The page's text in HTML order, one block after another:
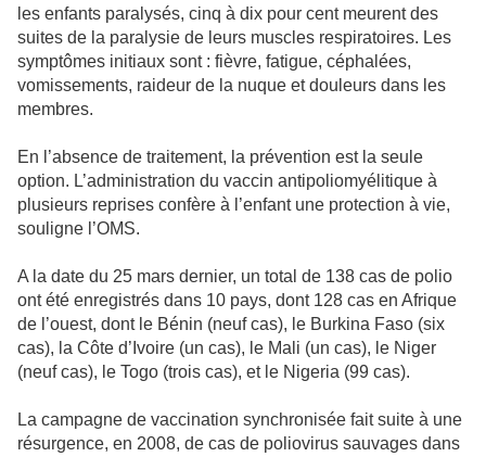
les enfants paralysés, cinq à dix pour cent meurent des
suites de la paralysie de leurs muscles respiratoires. Les
symptômes initiaux sont : fièvre, fatigue, céphalées,
vomissements, raideur de la nuque et douleurs dans les
membres.
En l’absence de traitement, la prévention est la seule
option. L’administration du vaccin antipoliomyélitique à
plusieurs reprises confère à l’enfant une protection à vie,
souligne l’OMS.
A la date du 25 mars dernier, un total de 138 cas de polio
ont été enregistrés dans 10 pays, dont 128 cas en Afrique
de l’ouest, dont le Bénin (neuf cas), le Burkina Faso (six
cas), la Côte d’Ivoire (un cas), le Mali (un cas), le Niger
(neuf cas), le Togo (trois cas), et le Nigeria (99 cas).
La campagne de vaccination synchronisée fait suite à une
résurgence, en 2008, de cas de poliovirus sauvages dans